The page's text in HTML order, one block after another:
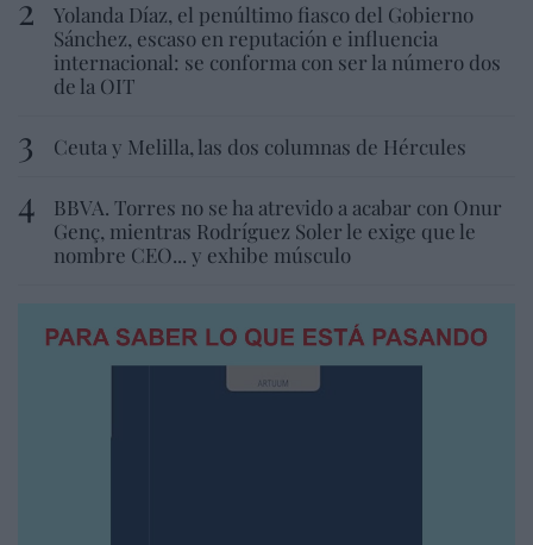
Yolanda Díaz, el penúltimo fiasco del Gobierno
Sánchez, escaso en reputación e influencia
internacional: se conforma con ser la número dos
de la OIT
Ceuta y Melilla, las dos columnas de Hércules
BBVA. Torres no se ha atrevido a acabar con Onur
Genç, mientras Rodríguez Soler le exige que le
nombre CEO... y exhibe músculo